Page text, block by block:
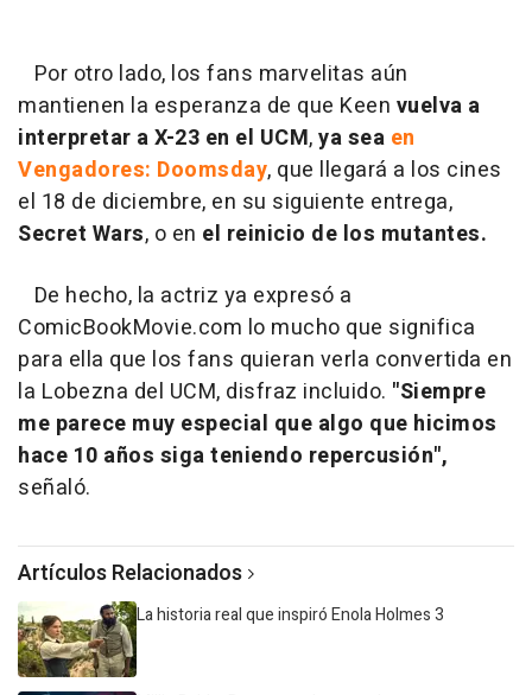
Por otro lado, los fans marvelitas aún
mantienen la esperanza de que Keen vuelva a
interpretar a X-23 en el UCM,ya sea en
Vengadores: Doomsday, que llegará a los cines
el 18 de diciembre, en su siguiente entrega,
Secret Wars, o en el reinicio de los mutantes.
De hecho, la actriz ya expresó a
ComicBookMovie.com lo mucho que significa
para ella que los fans quieran verla convertida en
la Lobezna del UCM, disfraz incluido. "Siempre
me parece muy especial que algo que hicimos
hace 10 años siga teniendo repercusión",
señaló.
Artículos Relacionados
La historia real que inspiró Enola Holmes 3